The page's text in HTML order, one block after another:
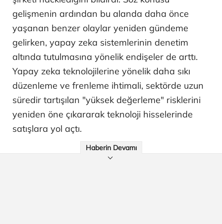
gelişmenin ardından bu alanda daha önce
yaşanan benzer olaylar yeniden gündeme
gelirken, yapay zeka sistemlerinin denetim
altında tutulmasına yönelik endişeler de arttı.
Yapay zeka teknolojilerine yönelik daha sıkı
düzenleme ve frenleme ihtimali, sektörde uzun
süredir tartışılan "yüksek değerleme" risklerini
yeniden öne çıkararak teknoloji hisselerinde
satışlara yol açtı.
Haberin Devamı